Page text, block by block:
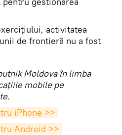
activitatea
de frontieră nu a fost
Moldova în limba
mobile pe
iPhone >>
Android >>